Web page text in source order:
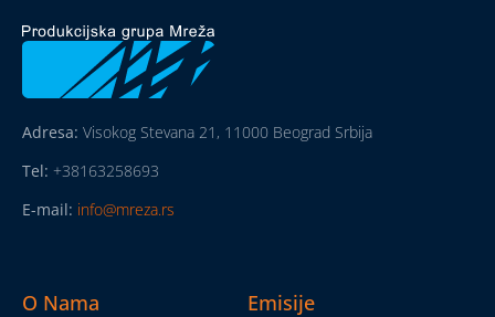
Adresa: Visokog Stevana 21, 11000 Beograd Srbija
Tel: +38163258693
E-mail: info@mreza.rs
O Nama Emisije